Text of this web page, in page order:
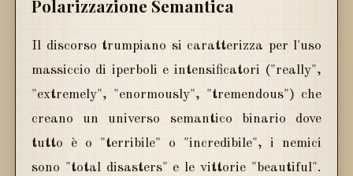
Polarizzazione Semantica
Il discorso trumpiano si caratterizza per l'uso
massiccio di iperboli e intensificatori ("really",
"extremely", "enormously", "tremendous") che
creano un universo semantico binario dove
tutto è o "terribile" o "incredibile", i nemici
sono "total disasters" e le vittorie "beautiful".